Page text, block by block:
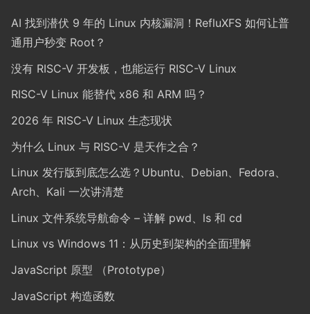
AI 找到潜伏 9 年的 Linux 内核漏洞！RefluXFS 如何让普
通用户秒变 Root？
没有 RISC-V 开发板，也能运行 RISC-V Linux
RISC-V Linux 能替代 x86 和 ARM 吗？
2026 年 RISC-V Linux 生态现状
为什么 Linux 与 RISC-V 是天作之合？
Linux 发行版到底怎么选？Ubuntu、Debian、Fedora、
Arch、Kali 一次讲清楚
Linux 文件系统导航命令 – 详解 pwd、ls 和 cd
Linux vs Windows 11：从历史到架构的全面理解
JavaScript 原型 （Prototype）
JavaScript 构造函数